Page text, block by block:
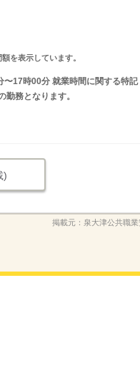
を表示しています。
17時00分 就業時間に関する特記
務となります。
)
掲載元： 泉大津公共職